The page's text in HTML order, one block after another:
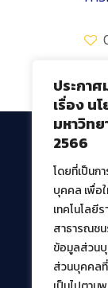
ประกา
เรื่อง น
มหาวิท
2566
โดยที่เป็นก
บุคคล เพื่อ
เทคโนโลยี
สาธารณชน
ข้อมูลส่วน
ส่วนบุคคลที่
สำนักวิ
มหาวิท
39 หมู่ที่
ปทุมธานี
เผยแพ